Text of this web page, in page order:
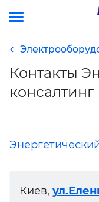
Контакты
консалтинг
Киев,